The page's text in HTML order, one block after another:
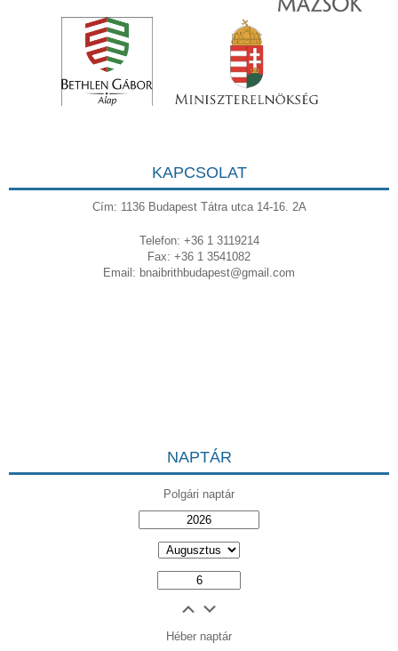
KAPCSOLAT
Cím: 1136 Budapest Tátra utca 14-16. 2A
Telefon: +36 1 3119214
Fax: +36 1 3541082
Email: bnaibrithbudapest@gmail.com
NAPTÁR
Polgári naptár
Héber naptár